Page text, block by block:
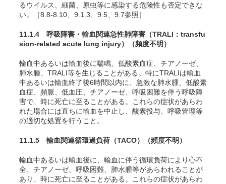
るウイルス、細菌、原虫等に感染する危険性も否定できな
い。［8.8-8.10、9.1.3、9.5、9.7参照］
11.1.4 呼吸障害・輸血関連急性肺障害（TRALI：transfu
sion-related acute lung injury）
（頻度不明）
輸血中あるいは輸血後に喘鳴、低酸素血症、チアノーゼ、
肺水腫、TRALI等を生じることがある。特にTRALIは輸血
中あるいは輸血終了後6時間以内に、急激な肺水腫、低酸素
血症、頻脈、低血圧、チアノーゼ、呼吸困難を伴う呼吸障
害で、時に死亡に至ることがある。これらの症状があらわ
れた場合には直ちに輸血を中止し、酸素投与、呼吸管理等
の適切な処置を行うこと。
11.1.5 輸血関連循環過負荷（TACO） （頻度不明）
輸血中あるいは輸血後に、輸血に伴う循環負荷により心不
全、チアノーゼ、呼吸困難、肺水腫等があらわれることが
あり
、時に死亡に至ることがある。これらの症状があらわ